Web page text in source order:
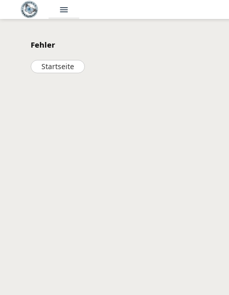
menu
Fehler
Startseite